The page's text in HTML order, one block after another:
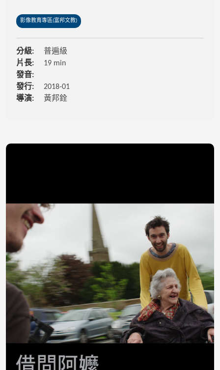
影像教育專區(富邦文教)
分級:
普遍級
片長:
19 min
發音:
發行:
2018-01
導演:
黃邦銓